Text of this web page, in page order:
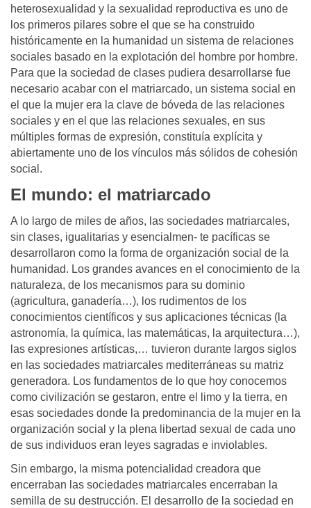
heterosexualidad y la sexualidad reproductiva es uno de
los primeros pilares sobre el que se ha construido
históricamente en la humanidad un sistema de relaciones
sociales basado en la explotación del hombre por hombre.
Para que la sociedad de clases pudiera desarrollarse fue
necesario acabar con el matriarcado, un sistema social en
el que la mujer era la clave de bóveda de las relaciones
sociales y en el que las relaciones sexuales, en sus
múltiples formas de expresión, constituía explícita y
abiertamente uno de los vínculos más sólidos de cohesión
social.
El mundo: el matriarcado
A lo largo de miles de años, las sociedades matriarcales,
sin clases, igualitarias y esencialmen- te pacíficas se
desarrollaron como la forma de organización social de la
humanidad. Los grandes avances en el conocimiento de la
naturaleza, de los mecanismos para su dominio
(agricultura, ganadería…), los rudimentos de los
conocimientos científicos y sus aplicaciones técnicas (la
astronomía, la química, las matemáticas, la arquitectura…),
las expresiones artísticas,… tuvieron durante largos siglos
en las sociedades matriarcales mediterráneas su matriz
generadora. Los fundamentos de lo que hoy conocemos
como civilización se gestaron, entre el limo y la tierra, en
esas sociedades donde la predominancia de la mujer en la
organización social y la plena libertad sexual de cada uno
de sus individuos eran leyes sagradas e inviolables.
Sin embargo, la misma potencialidad creadora que
encerraban las sociedades matriarcales encerraban la
semilla de su destrucción. El desarrollo de la sociedad en